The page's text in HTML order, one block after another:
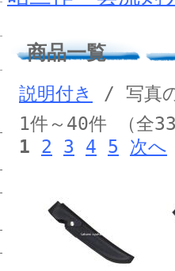
商品一覧
説明付き
/ 写真
1件～40件 （全
1
2 3 4 5 次へ